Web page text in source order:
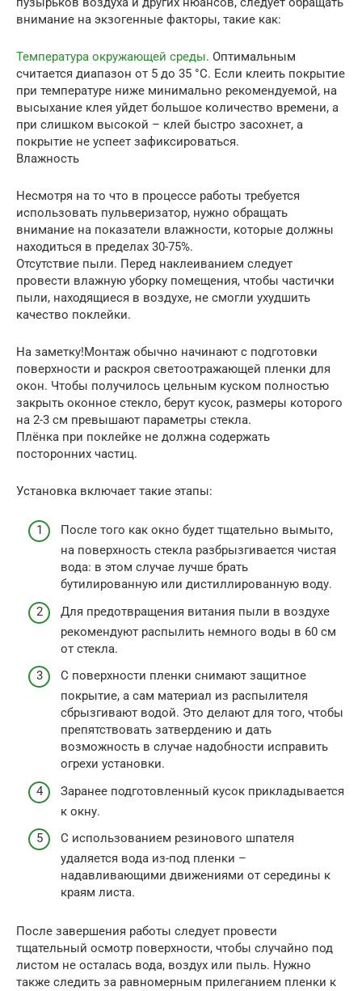
внимание на экзогенные факторы, такие как:
Температура окружающей среды. Оптимальным
считается диапазон от 5 до 35 °С. Если клеить покрытие
при температуре ниже минимально рекомендуемой, на
высыхание клея уйдет большое количество времени, а
при слишком высокой – клей быстро засохнет, а
покрытие не успеет зафиксироваться.
Влажность
Несмотря на то что в процессе работы требуется
использовать пульверизатор, нужно обращать
внимание на показатели влажности, которые должны
находиться в пределах 30-75%.
Отсутствие пыли. Перед наклеиванием следует
провести влажную уборку помещения, чтобы частички
пыли, находящиеся в воздухе, не смогли ухудшить
качество поклейки.
На заметку!Монтаж обычно начинают с подготовки
поверхности и раскроя светоотражающей пленки для
окон. Чтобы получилось цельным куском полностью
закрыть оконное стекло, берут кусок, размеры которого
на 2-3 см превышают параметры стекла.
Плёнка при поклейке не должна содержать
посторонних частиц.
Установка включает такие этапы:
После того как окно будет тщательно вымыто,
на поверхность стекла разбрызгивается чистая
вода: в этом случае лучше брать
бутилированную или дистиллированную воду.
Для предотвращения витания пыли в воздухе
рекомендуют распылить немного воды в 60 см
от стекла.
С поверхности пленки снимают защитное
покрытие, а сам материал из распылителя
сбрызгивают водой. Это делают для того, чтобы
препятствовать затвердению и дать
возможность в случае надобности исправить
огрехи установки.
Заранее подготовленный кусок прикладывается
к окну.
С использованием резинового шпателя
удаляется вода из-под пленки –
надавливающими движениями от середины к
краям листа.
После завершения работы следует провести
тщательный осмотр поверхности, чтобы случайно под
листом не осталась вода, воздух или пыль. Нужно
также следить за равномерным прилеганием пленки к